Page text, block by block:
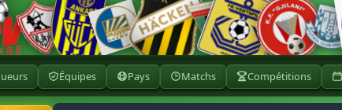
Équipes Pays Matchs Compétitions